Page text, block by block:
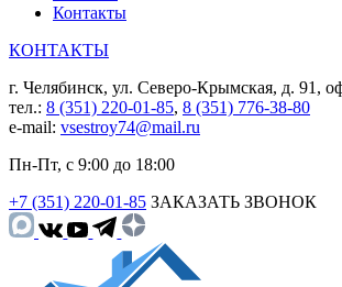
Контакты
КОНТАКТЫ
г. Челябинск, ул. Северо-Крымская, д. 91,
тел.: 8 (351) 220-01-85, 8 (351) 776-38-80
e-mail: vsestroy74@mail.ru
Пн-Пт, с 9:00 до 18:00
+7 (351) 220-01-85 ЗАКАЗАТЬ ЗВОНОК